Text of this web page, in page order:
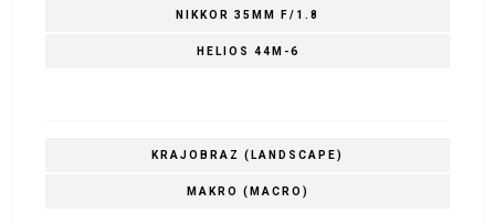
NIKKOR 35MM F/1.8
HELIOS 44M-6
KRAJOBRAZ (LANDSCAPE)
MAKRO (MACRO)